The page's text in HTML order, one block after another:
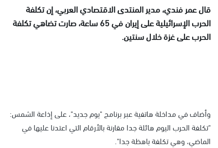
قال عمر فندي، مدير المنتدى الاقتصادي العربي، إن تكلفة
الحرب الإسرائيلية على إيران في 65 ساعة، صارت تضاهي تكلفة
الحرب على غزة خلال سنتين.
وأضاف في مداخلة هاتفية عبر برنامج "يوم جديد"، على إذاعة الشمس:
"تكلفة الحرب اليوم هائلة جدا مقارنة بالأرقام التي اعتدنا عليها في
الماضي، وهي تكلفة باهظة جدا".